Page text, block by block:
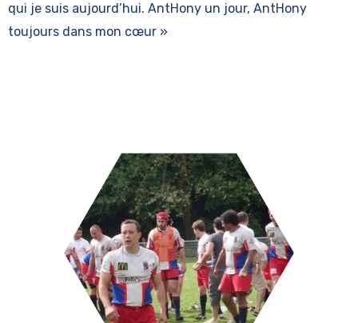
qui je suis aujourd’hui. AntHony un jour, AntHony
toujours dans mon cœur »